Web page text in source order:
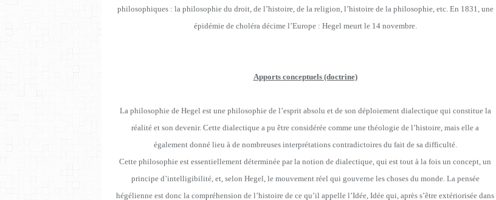
philosophiques : la philosophie du droit, de l’histoire, de la religion, l’histoire de la philosophie, etc. En 1831, une
épidémie de choléra décime l’Europe : Hegel meurt le 14 novembre.
Apports conceptuels (doctrine)
La philosophie de Hegel est une philosophie de l’esprit absolu et de son déploiement dialectique qui constitue la
réalité et son devenir. Cette dialectique a pu être considérée comme une théologie de l’histoire, mais elle a
également donné lieu à de nombreuses interprétations contradictoires du fait de sa difficulté.
Cette philosophie est essentiellement déterminée par la notion de dialectique, qui est tout à la fois un concept, un
principe d’intelligibilité, et, selon Hegel, le mouvement réel qui gouverne les choses du monde. La pensée
hégélienne est donc la compréhension de l’histoire de ce qu’il appelle l’Idée, Idée qui, après s’être extériorisée dans